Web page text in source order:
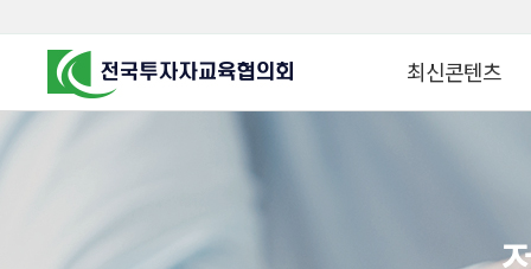
알고 투자하면
KOREA COUNCIL FOR
최신콘텐츠
금융투자 HOWTO